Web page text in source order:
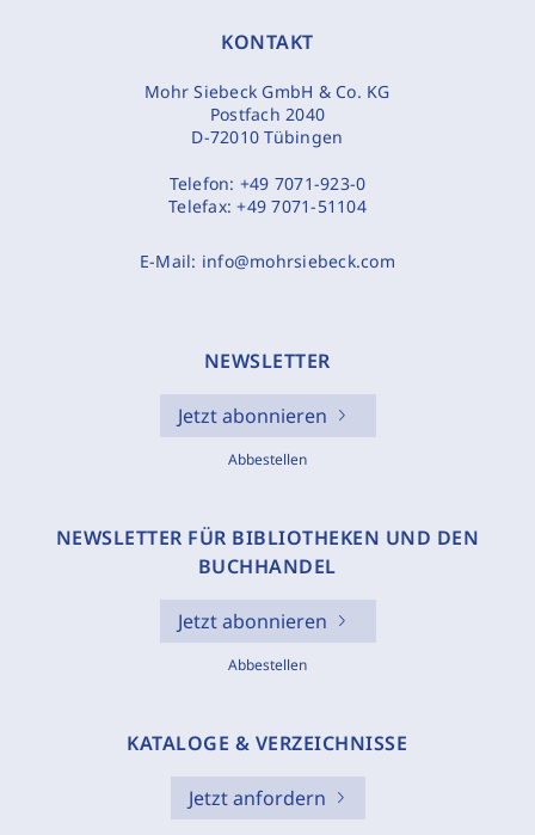
KONTAKT
Mohr Siebeck GmbH & Co. KG
Postfach 2040
D-72010 Tübingen
Telefon: +49 7071-923-0
Telefax:+49 7071-51104
E-Mail: info@mohrsiebeck.com
NEWSLETTER
Jetzt abonnieren
Abbestellen
NEWSLETTER FÜR BIBLIOTHEKEN UND DEN
BUCHHANDEL
Jetzt abonnieren
Abbestellen
KATALOGE & VERZEICHNISSE
Jetzt anfordern